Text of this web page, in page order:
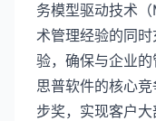
务模型驱动技术
术管理经验的同
验，确保与企业
思普软件的核心
步奖，实现客户